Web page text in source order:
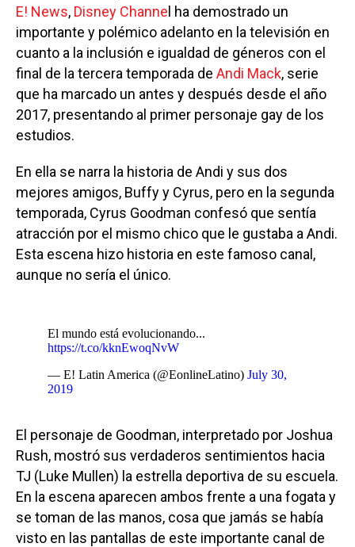
E! News, Disney Channel ha demostrado un
importante y polémico adelanto en la televisión en
cuanto a la inclusión e igualdad de géneros con el
final de la tercera temporada de Andi Mack, serie
que ha marcado un antes y después desde el año
2017, presentando al primer personaje gay de los
estudios.
En ella se narra la historia de Andi y sus dos
mejores amigos, Buffy y Cyrus, pero en la segunda
temporada, Cyrus Goodman confesó que sentía
atracción por el mismo chico que le gustaba a Andi.
Esta escena hizo historia en este famoso canal,
aunque no sería el único.
El mundo está evolucionando...
https://t.co/kknEwoqNvW
— E! Latin America (@EonlineLatino) July 30,
2019
El personaje de Goodman, interpretado por Joshua
Rush, mostró sus verdaderos sentimientos hacia
TJ (Luke Mullen) la estrella deportiva de su escuela.
En la escena aparecen ambos frente a una fogata y
se toman de las manos, cosa que jamás se había
visto en las pantallas de este importante canal de